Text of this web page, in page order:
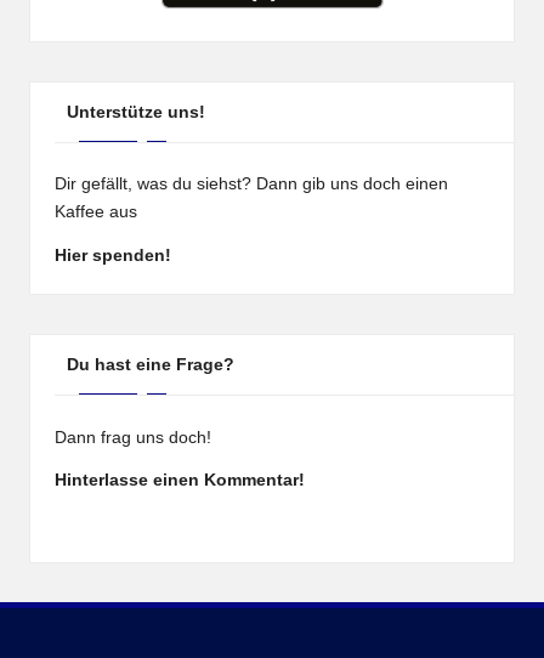
Unterstütze uns!
Dir gefällt, was du siehst? Dann gib uns doch einen
Kaffee aus
Hier spenden!
Du hast eine Frage?
Dann frag uns doch!
Hinterlasse einen Kommentar!